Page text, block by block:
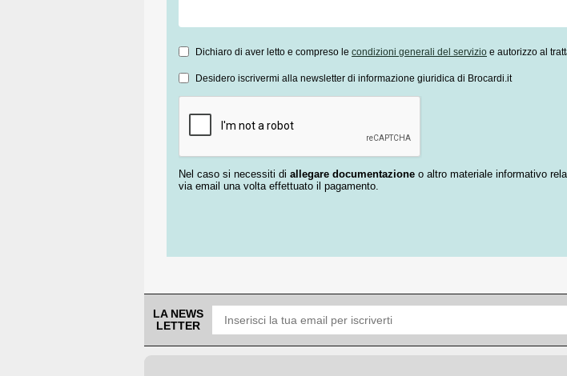
Dichiaro di aver letto e compreso le condizioni generali del servizio e autorizzo al
Desidero iscrivermi alla newsletter di informazione giuridica di Brocardi.it
Nel caso si necessiti di allegare documentazione o altro materiale informativo
via email una volta effettuato il pagamento.
LA NEWS
LETTER